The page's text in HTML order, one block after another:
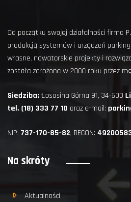
Od początku swojej działalności firma
produkcją systemów i urządzeń
własne, nowatorskie projekty i
została założona w 2000 roku przez
Siedziba: Łososina Górna 91, 34-600
tel. (18) 333 77 10 oraz e-mail:
NIP: 737-170-85-82, REGON:
Na skróty
Aktualności